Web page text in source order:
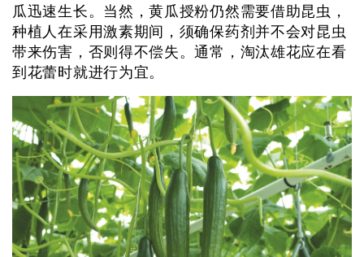
瓜迅速生长。当然，黄瓜授粉仍然需要借助昆虫，
种植人在采用激素期间，须确保药剂并不会对昆虫
带来伤害，否则得不偿失。通常，淘汰雄花应在看
到花蕾时就进行为宜。